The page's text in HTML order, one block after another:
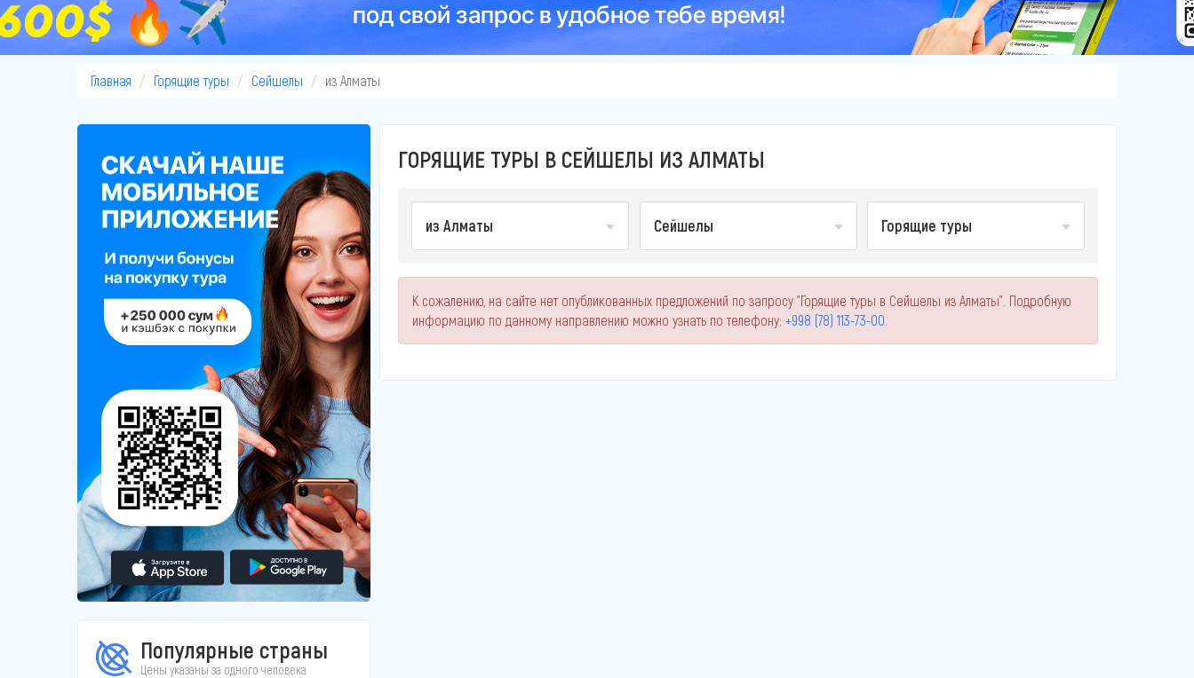
Главная Горящие туры Сейшелы из Алматы
Популярные страны
Цены указаны за одного человека
ГОРЯЩИЕ ТУРЫ В СЕЙШЕЛЫ ИЗ АЛМАТЫ
из Алматы Сейшелы Горящие туры
К сожалению, на сайте нет опубликованных предложений по запросу "Горящие туры в Сейшелы из Алматы". Подробную
информацию по данному направлению можно узнать по телефону: +998 (78) 113-73-00